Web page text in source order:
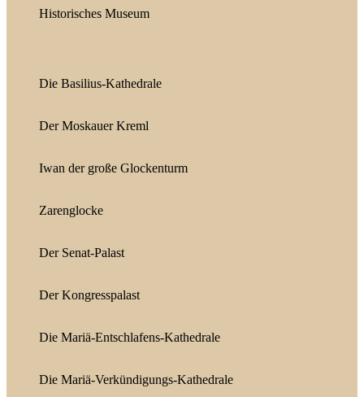
Historisches Museum
Die Basilius-Kathedrale
Der Moskauer Kreml
Iwan der große Glockenturm
Zarenglocke
Der Senat-Palast
Der Kongresspalast
Die Mariä-Entschlafens-Kathedrale
Die Mariä-Verkündigungs-Kathedrale